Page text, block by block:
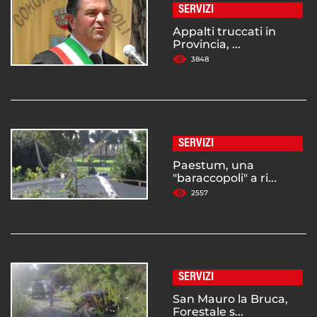
SERVIZI
Appalti truccati in
Provincia, ...
3848
SERVIZI
Paestum, una
"baraccopoli" a ri...
2557
SERVIZI
San Mauro la Bruca,
Forestale s...